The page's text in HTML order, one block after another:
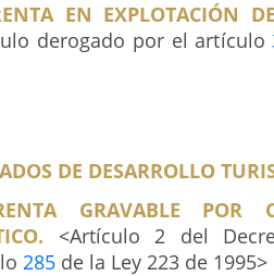
EN EXPLOTACIÓN
derogado por el artículo
DE DESARROLLO
GRAVABLE POR
<Artículo 2 del
285 de la Ley 223 de 1995>